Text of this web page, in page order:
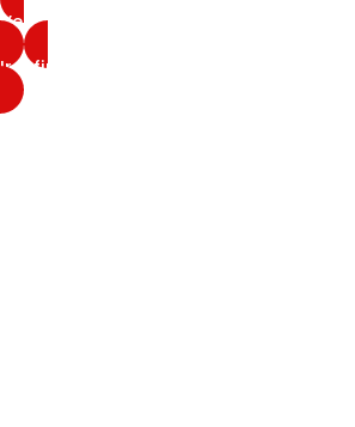
Ver mi carrito
Ir a finalizar compra